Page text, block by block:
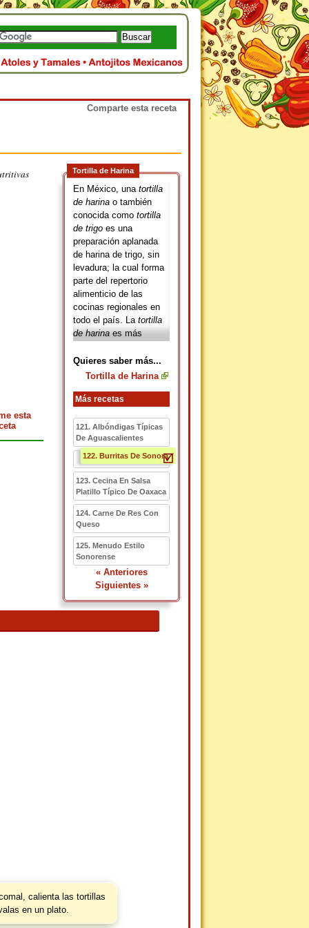
Tortilla de Harina
En México, una tortilla
de harina o también
conocida como tortilla
de trigo es una
preparación aplanada
de harina de trigo, sin
levadura; la cual forma
parte del repertorio
alimenticio de las
cocinas regionales en
todo el país. La tortilla
de harinaes más
Unidos como latortilla
para hacer burritosel
originario del norte de
harina de trigoen
Sonora son más
grandes.
Quieres saber más...
Tortilla de Harina
Más recetas
121. Albóndigas Típicas
De Aguascalientes
122. Burritas De Sonora
123. Cecina En Salsa
Platillo Típico De Oaxaca
124. Carne De Res Con
Queso
125. Menudo Estilo
Sonorense
« Anteriores
Siguientes »
esta
calienta las tortillas
en un plato.
Comparte esta receta